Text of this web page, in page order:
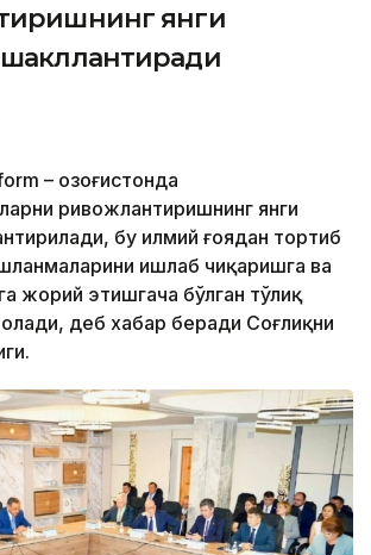
янги
– Қозоғистонда
ривожлантиришнинг янги
бу илмий ғоядан тортиб
ишлаб чиқаришга ва
жорий этишгача бўлган тўлиқ
деб хабар беради Соғлиқни